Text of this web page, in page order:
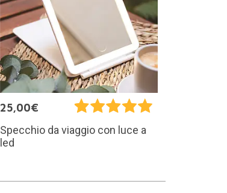
25,00€
Specchio da viaggio con luce a
led